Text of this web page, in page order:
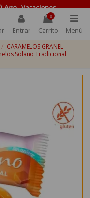
Entrar
0
Carrito Menú
CARAMELOS GRANEL
Solano Tradicional